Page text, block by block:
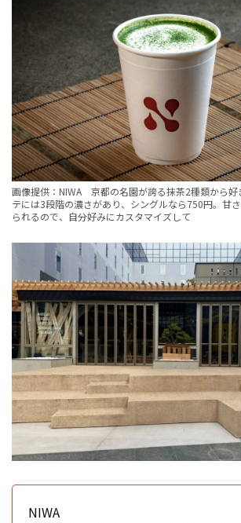
画像提供：NIWA 京都の名園が誇る抹茶2種類から好
テには3段階の濃さがあり、シングルなら750円。甘
られるので、自分好みにカスタマイズして
NIWA